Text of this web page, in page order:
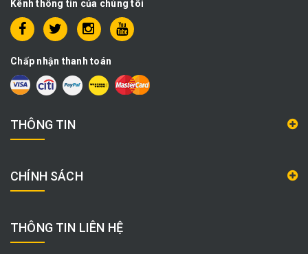
Kênh thông tin của chúng tôi
Chấp nhận thanh toán
THÔNG TIN
CHÍNH SÁCH
THÔNG TIN LIÊN HỆ